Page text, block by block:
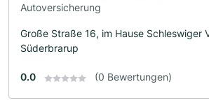
Autoversicherung
Große Straße 16, im Hause Schleswiger
Süderbrarup
0.0 (0 Bewertungen)